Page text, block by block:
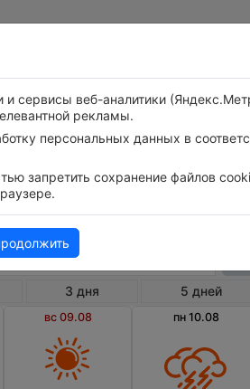
дней
3 дня 5 дней
вс 09.08 пн 10.08
сервисы веб-аналитики
рекламы.
персональных данных в
запретить сохранение файлов